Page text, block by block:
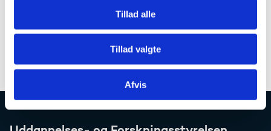
Tillad alle
Tillad valgte
Afvis
e-mail flere gange. Fejlen rettet.
SISESAS-11291
Bekræftet studieplads bliver ikke registreret på
ansøgning. Fejlen rettet.